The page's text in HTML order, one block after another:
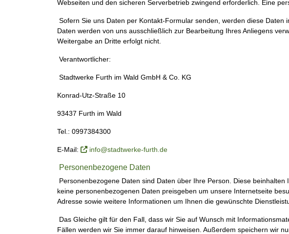
Webseiten und den sicheren Serverbetrieb zwingend erforderlich. Eine
Sofern Sie uns Daten per Kontakt-Formular senden, werden diese
Daten werden von uns ausschließlich zur Bearbeitung Ihres Anliegens
Weitergabe an Dritte erfolgt nicht.
Verantwortlicher:
Stadtwerke Furth im Wald GmbH & Co. KG
Konrad-Utz-Straße 10
93437 Furth im Wald
Tel.: 0997384300
E-Mail: info@stadtwerke-furth.de
Personenbezogene Daten
Personenbezogene Daten sind Daten über Ihre Person. Diese
keine personenbezogenen Daten preisgeben um unsere Internetseite
Adresse sowie weitere Informationen um Ihnen die gewünschte
Das Gleiche gilt für den Fall, dass wir Sie auf Wunsch mit
Fällen werden wir Sie immer darauf hinweisen. Außerdem speichern wir